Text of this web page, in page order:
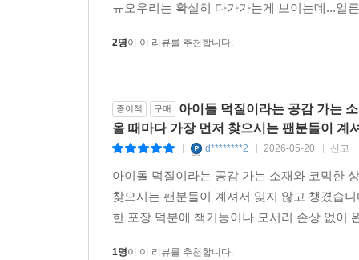
ㅠ오우리는 확실히 다가가는게 보이는데...얼
2명이 이 리뷰를 추천합니다.
종이책 구매
아이돌 덕질이라는 공감 가는
올 때마다 가장 먼저 찾으시는 팬분들이 계
d********2 2026-05-20 신고
아이돌 덕질이라는 공감 가는 소재와 코믹한
찾으시는 팬분들이 계셔서 잊지 않고 챙겼습
한 포장 덕분에 책기둥이나 모서리 손상 없이
1명이 이 리뷰를 추천합니다.